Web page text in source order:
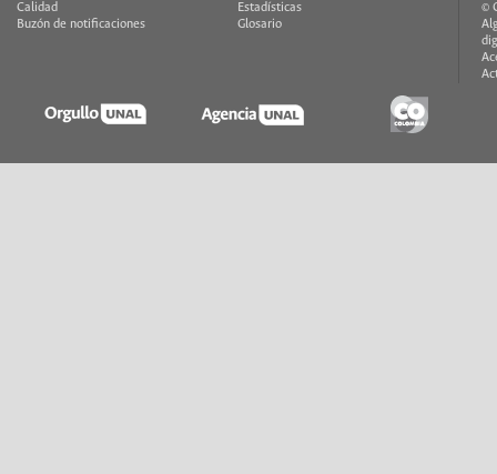
Calidad
Buzón de notificaciones
Estadísticas
Glosario
©